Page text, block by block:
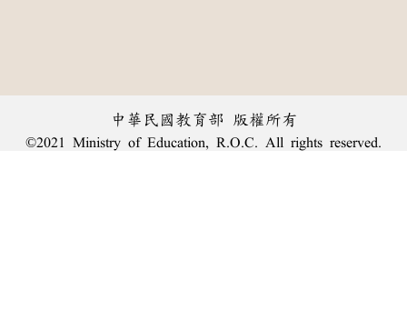
中華民國教育部 版權所有
©2021 Ministry of Education, R.O.C. All rights reserved.